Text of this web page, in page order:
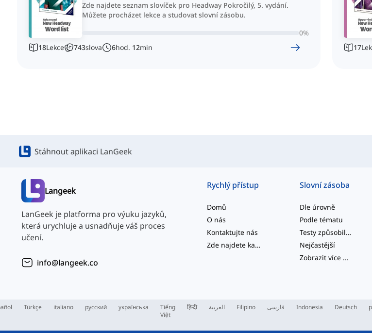
Zde najdete seznam slovíček pro Headway Pokročilý, 5. vydání.
Můžete procházet lekce a studovat slovní zásobu.
0%
18Lekce 743slova 6hod. 12min
17
Stáhnout aplikaci LanGeek
Langeek
LanGeek je platforma pro výuku jazyků,
která urychluje a usnadňuje váš proces
učení.
info@langeek.co
Rychlý přístup
Domů
O nás
Kontaktujte nás
Zde najdete kategorizované seznamy slov běžných anglických kolokací a běžných složených struktur.
Slovní zásoba
Dle úrovně
Podle tématu
Testy způsobilosti
Nejčastější
Zobrazit více...
Türkçe italiano русский українська
Tiếng
Việt
हिन्दी العربية Filipino فارسی Indonesia Deutsch